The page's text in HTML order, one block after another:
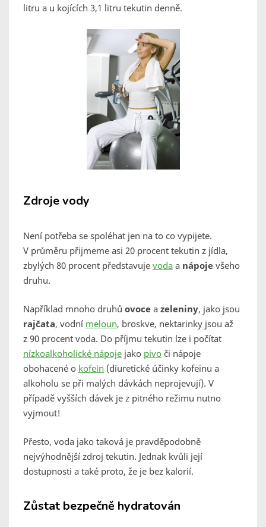
litru a u kojících 3,1 litru tekutin denně.
Zdroje vody
Není potřeba se spoléhat jen na to co vypijete.
V průměru přijmeme asi 20 procent tekutin z jídla,
zbylých 80 procent představuje voda a nápoje všeho
druhu.
Například mnoho druhů ovoce a zeleniny, jako jsou
rajčata, vodní meloun, broskve, nektarinky jsou až
z 90 procent voda. Do příjmu tekutin lze i počítat
nízkoalkoholické nápoje jako pivo či nápoje
obohacené o kofein (diuretické účinky kofeinu a
alkoholu se při malých dávkách neprojevují). V
případě vyšších dávek je z pitného režimu nutno
vyjmout!
Přesto, voda jako taková je pravděpodobně
nejvýhodnější zdroj tekutin. Jednak kvůli její
dostupnosti a také proto, že je bez kalorií.
Zůstat bezpečně hydratován